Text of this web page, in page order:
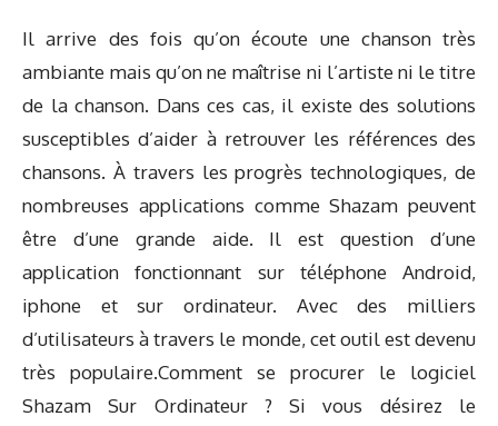
Il arrive des fois qu’on écoute une chanson très
ambiante mais qu’on ne maîtrise ni l’artiste ni le titre
de la chanson. Dans ces cas, il existe des solutions
susceptibles d’aider à retrouver les références des
chansons. À travers les progrès technologiques, de
nombreuses applications comme Shazam peuvent
être d’une grande aide. Il est question d’une
application fonctionnant sur téléphone Android,
iphone et sur ordinateur. Avec des milliers
d’utilisateurs à travers le monde, cet outil est devenu
très populaire.Comment se procurer le logiciel
Shazam Sur Ordinateur ? Si vous désirez le